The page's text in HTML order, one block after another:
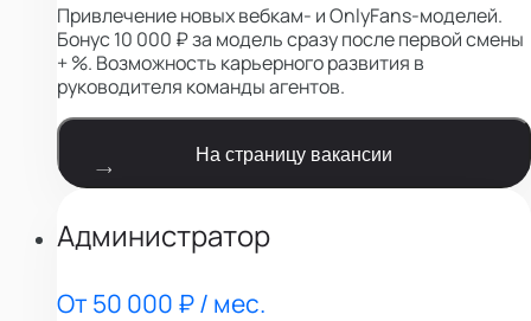
Привлечение новых вебкам- и OnlyFans-моделей.
Бонус 10 000 ₽ за модель сразу после первой смены
+ %. Возможность карьерного развития в
руководителя команды агентов.
На страницу вакансии
Администратор
От 50 000 ₽ / мес.